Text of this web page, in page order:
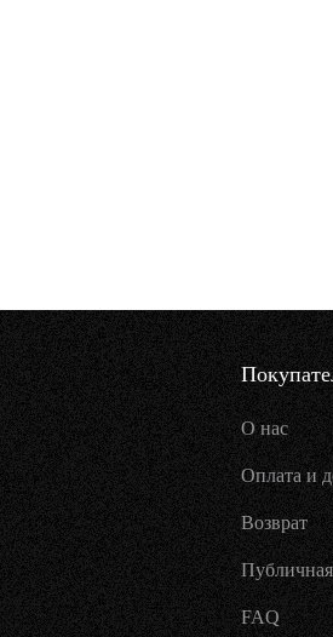
О нас
Оплата и
Возврат
FAQ